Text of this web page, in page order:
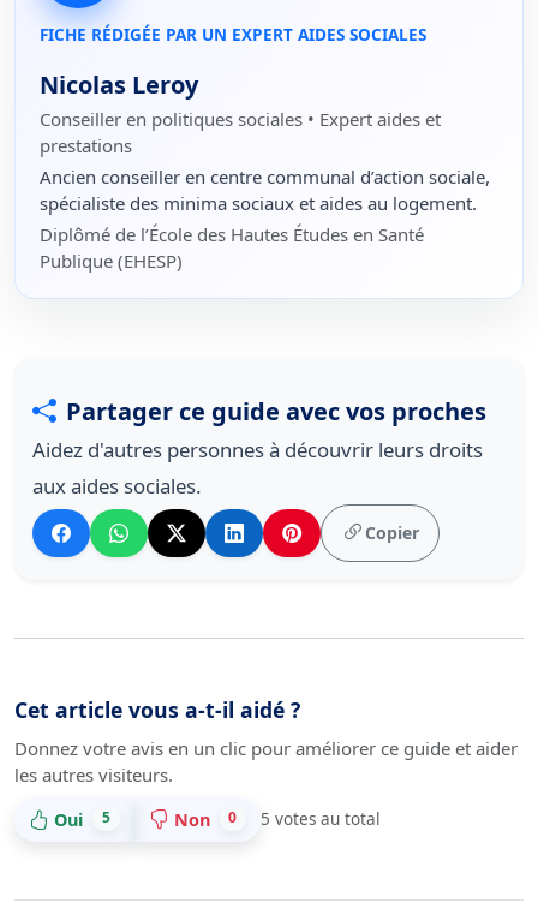
FICHE RÉDIGÉE PAR UN EXPERT AIDES SOCIALES
Nicolas Leroy
Conseiller en politiques sociales • Expert aides et
prestations
Ancien conseiller en centre communal d’action sociale,
spécialiste des minima sociaux et aides au logement.
Diplômé de l’École des Hautes Études en Santé
Publique (EHESP)
Partager ce guide avec vos proches
Aidez d'autres personnes à découvrir leurs droits
aux aides sociales.
Copier
Cet article vous a-t-il aidé ?
Donnez votre avis en un clic pour améliorer ce guide et aider
les autres visiteurs.
Oui 5 Non 0 5 votes au total